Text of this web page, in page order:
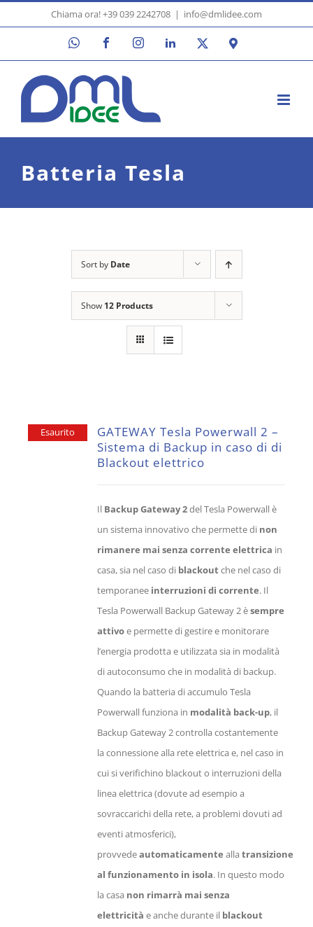
to
Chiama ora! +39 039 2242708 | info@dmlidee.com
WhatsAppFacebookInstagramLinkedIn
Google
Batteria Tesla
Sort by Date
Show 12 Products
Esaurito
GATEWAY Tesla Powerwall 2 –
Sistema di Backup in caso di di
Blackout elettrico
Il Backup Gateway 2del Tesla Powerwall è
un sistema innovativo che permette di non
rimanere mai senza corrente elettrica in
casa, sia nel caso di blackout che nel caso di
temporanee interruzioni di corrente. Il
Tesla Powerwall Backup Gateway 2 èsempre
attivoe permette di gestire e monitorare
l’energia prodotta e utilizzata sia in modalità
di autoconsumo che in modalità di backup.
Quando la batteria di accumulo Tesla
Powerwall funziona in modalità back-up, il
Backup Gateway 2 controlla costantemente
la connessione alla rete elettrica e, nel caso in
cui si verifichino blackout o interruzioni della
linea elettrica (dovute ad esempio a
sovraccarichi della rete, a problemi dovuti ad
eventi atmosferici),
provvedeautomaticamente allatransizione
al funzionamento in isola. In questo modo
la casa non rimarrà mai senza
elettricità e anche durante il blackout